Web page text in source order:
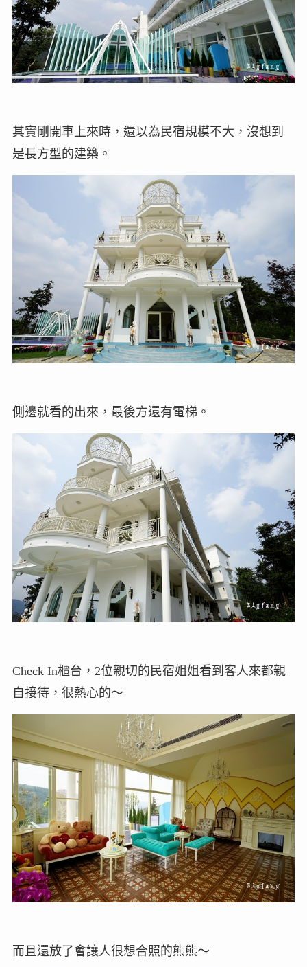
其實剛開車上來時，還以為民宿規模不大，沒想到
是長方型的建築。
側邊就看的出來，最後方還有電梯。
Check In櫃台，2位親切的民宿姐姐看到客人來都親
自接待，很熱心的～
而且還放了會讓人很想合照的熊熊～